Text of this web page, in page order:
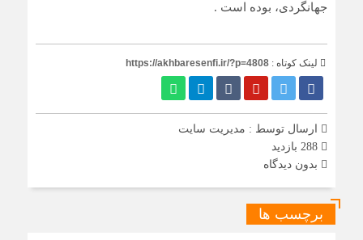
جهانگردی، بوده است .
لینک کوتاه : https://akhbaresenfi.ir/?p=4808
ارسال توسط : مدیریت سایت
بدون دیدگاه
برچسب ها